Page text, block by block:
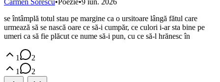
Carmen Sorescu•Poezie•9 iun. 2026
se întâmplă totul stau pe margine ca o ursitoare lângă fătul care
urmează să se nască oare ce să-i cumpăr, ce culori i-ar sta bine pe
umeri ca să fie plăcut ce nume să-i pun, cu ce să-l hrănesc în
1
2
1
2